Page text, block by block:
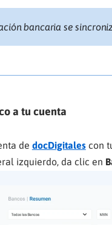
bancaria se
a tu cuenta
de docDigitalescon
izquierdo, da clic en